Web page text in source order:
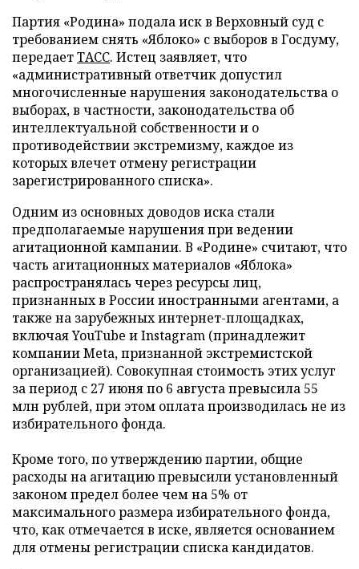
Партия «Родина» подала иск в Верховный суд с
требованием снять «Яблоко» с выборов в Госдуму,
передаетТАСС. Истец заявляет, что
«административный ответчик допустил
многочисленные нарушения законодательства о
выборах, в частности, законодательства об
интеллектуальной собственности и о
противодействии экстремизму, каждое из
которых влечет отмену регистрации
зарегистрированного списка».
Одним из основных доводов иска стали
предполагаемые нарушения при ведении
агитационной кампании. В «Родине» считают, что
часть агитационных материалов «Яблока»
распространялась через ресурсы лиц,
признанных в России иностранными агентами, а
также на зарубежных интернет-площадках,
включая YouTube и Instagram (принадлежит
компании Meta, признанной экстремистской
организацией). Совокупная стоимость этих услуг
за период с 27 июня по 6 августа превысила 55
млн рублей, при этом оплата производилась не из
избирательного фонда.
Кроме того, по утверждению партии, общие
расходы на агитацию превысили установленный
законом предел более чем на 5% от
максимального размера избирательного фонда,
что, как отмечается в иске, является основанием
для отмены регистрации списка кандидатов.